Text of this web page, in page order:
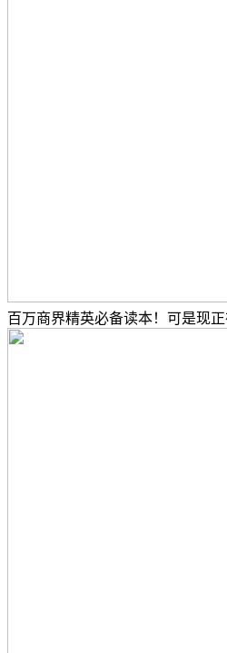
百万商界精英必备读本！可是现